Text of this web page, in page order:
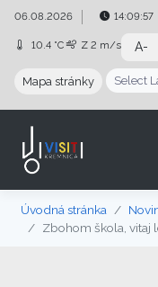
Preskočiť na obsah
Preskočiť na hlavné
06.08.2026 14:09:58
10.4 °C Z 2 m/s A-
Mapa stránky Select
Úvodná stránka
Zbohom škola, vitaj